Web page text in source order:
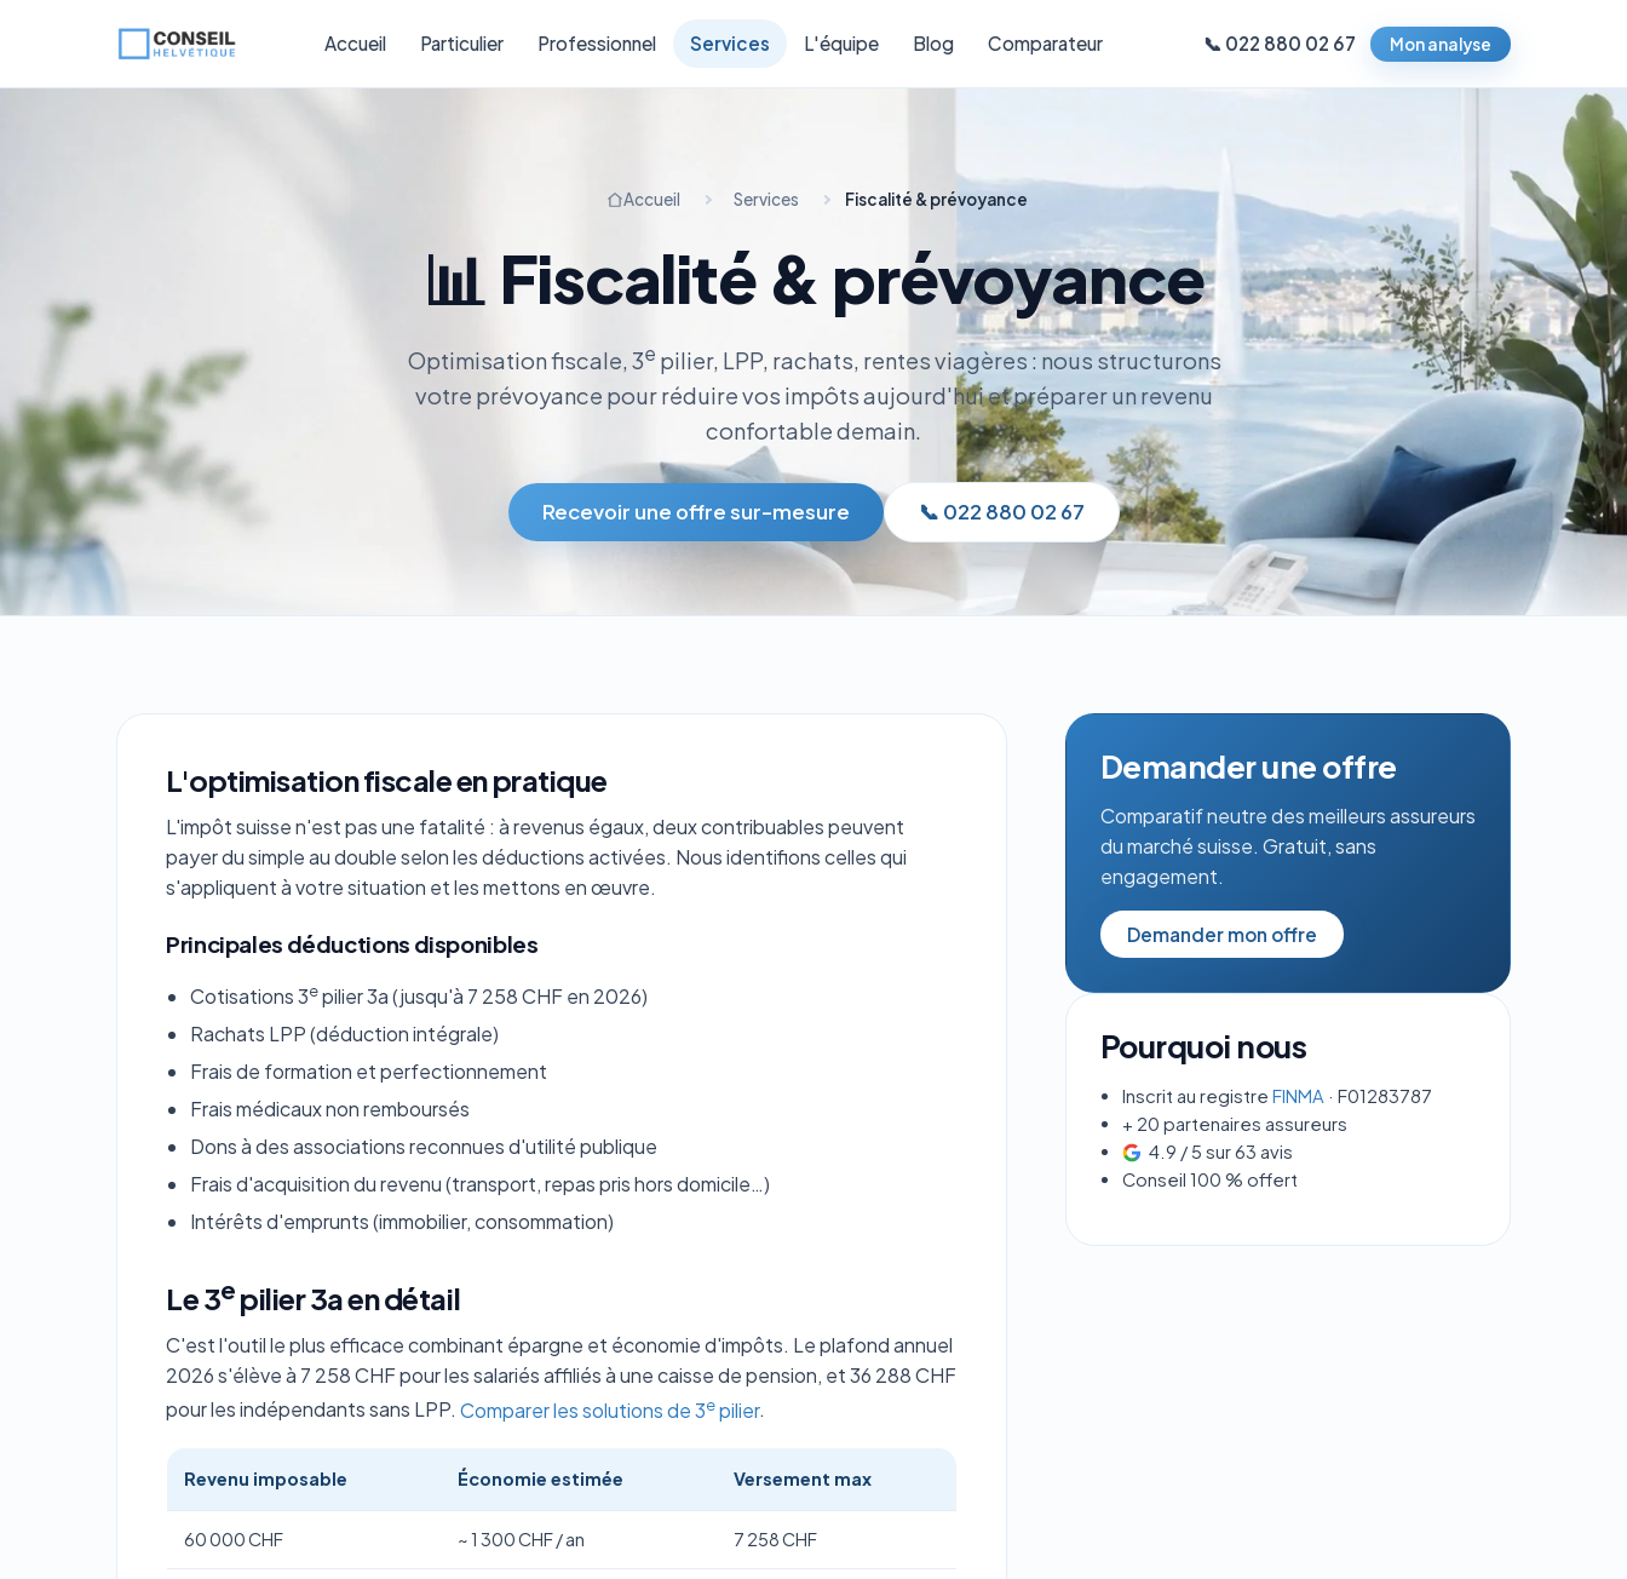
Accueil Particulier Professionnel Services L'équipe Blog Comparateur 📞 022 880 02 67 Mon analyse
Accueil Services Fiscalité & prévoyance
📊 Fiscalité & prévoyance
Optimisation fiscale, 3e pilier, LPP, rachats, rentes viagères : nous structurons
votre prévoyance pour réduire vos impôts aujourd'hui et préparer un revenu
confortable demain.
Recevoir une offre sur-mesure 📞 022 880 02 67
L'optimisation fiscale en pratique
L'impôt suisse n'est pas une fatalité : à revenus égaux, deux contribuables peuvent
payer du simple au double selon les déductions activées. Nous identifions celles qui
s'appliquent à votre situation et les mettons en œuvre.
Principales déductions disponibles
Cotisations 3epilier 3a (jusqu'à 7 258 CHF en 2026)
Rachats LPP (déduction intégrale)
Frais de formation et perfectionnement
Frais médicaux non remboursés
Dons à des associations reconnues d'utilité publique
Frais d'acquisition du revenu (transport, repas pris hors domicile…)
Intérêts d'emprunts (immobilier, consommation)
Le 3e pilier 3a en détail
C'est l'outil le plus efficace combinant épargne et économie d'impôts. Le plafond annuel
2026 s'élève à 7 258 CHF pour les salariés affiliés à une caisse de pension, et 36 288 CHF
pour les indépendants sans LPP. Comparer les solutions de 3epilier.
Revenu imposable Économie estimée Versement max
60 000 CHF ~ 1 300 CHF / an 7 258 CHF
Demander une offre
Comparatif neutre des meilleurs assureurs
du marché suisse. Gratuit, sans
engagement.
Demander mon offre
Pourquoi nous
Inscrit au registre FINMA · F01283787
+ 20 partenaires assureurs
4.9 / 5 sur 63 avis
Conseil 100 % offert